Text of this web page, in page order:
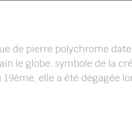
de pierre polychrome
le globe, symbole de la
elle a été dégagée